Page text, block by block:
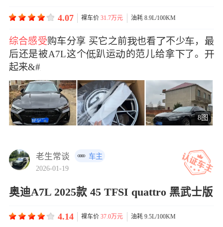
4.07 裸车价31.7万元 油耗 8.9L/100KM
综合感受购车分享 买它之前也看不少，最
后还是被A7L这个趴运的范儿给拿了。
起来&#x
8图
老生常谈
车主
2026-01-19
奥迪A7L 2025款 45 TFSI quattro 黑武士版
4.14 裸车价37.0万元 油耗 9.5L/100KM